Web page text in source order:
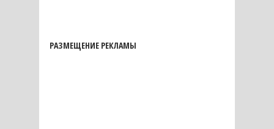
РАЗМЕЩЕНИЕ РЕКЛАМЫ